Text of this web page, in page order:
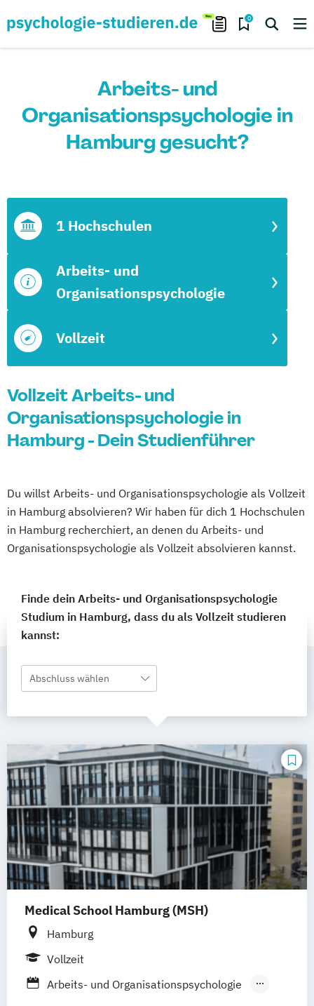
0
Arbeits- und
Organisationspsychologie in
Hamburg gesucht?
Vollzeit
Arbeits- und
Organisationspsychologie
1 Hochschulen
Vollzeit Arbeits- und
Organisationspsychologie in
Hamburg - Dein Studienführer
Du willst Arbeits- und Organisationspsychologie als Vollzeit
in Hamburg absolvieren? Wir haben für dich 1 Hochschulen
in Hamburg recherchiert, an denen du Arbeits- und
Organisationspsychologie als Vollzeit absolvieren kannst.
Finde dein Arbeits- und Organisationspsychologie
Studium in Hamburg, dass du als Vollzeit studieren
kannst:
Abschluss wählen
Medical School Hamburg (MSH)
Hamburg
Vollzeit
Arbeits- und Organisationspsychologie